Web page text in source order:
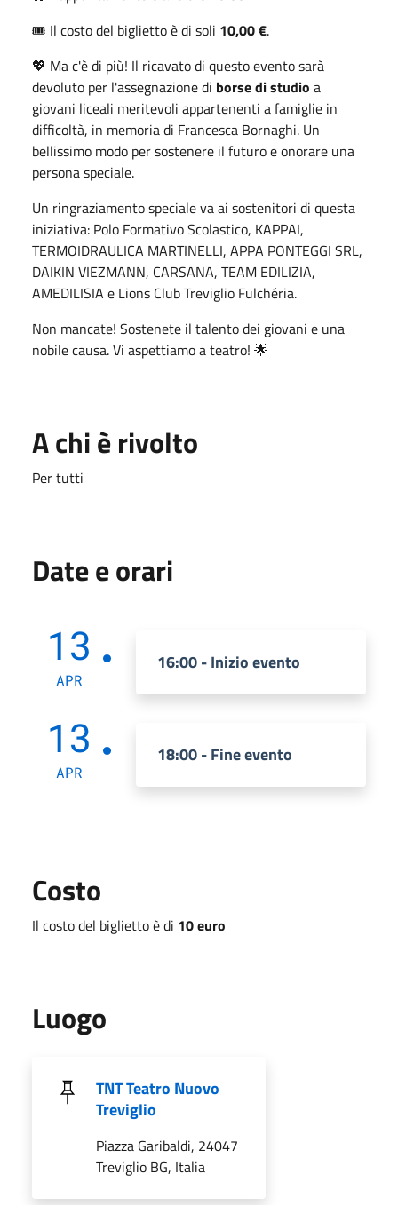
🎟️ Il costo del biglietto è di soli 10,00 €.
💖 Ma c'è di più! Il ricavato di questo evento sarà
devoluto per l'assegnazione di borse di studio a
giovani liceali meritevoli appartenenti a famiglie in
difficoltà, in memoria di Francesca Bornaghi. Un
bellissimo modo per sostenere il futuro e onorare una
persona speciale.
Un ringraziamento speciale va ai sostenitori di questa
iniziativa: Polo Formativo Scolastico, KAPPAI,
TERMOIDRAULICA MARTINELLI, APPA PONTEGGI SRL,
DAIKIN VIEZMANN, CARSANA, TEAM EDILIZIA,
AMEDILISIA e Lions Club Treviglio Fulchéria.
Non mancate! Sostenete il talento dei giovani e una
nobile causa. Vi aspettiamo a teatro! 🌟
A chi è rivolto
Per tutti
Date e orari
13
APR
16:00 - Inizio evento
13
APR
18:00 - Fine evento
Costo
Il costo del biglietto è di 10 euro
Luogo
TNT Teatro Nuovo
Treviglio
Piazza Garibaldi, 24047
Treviglio BG, Italia